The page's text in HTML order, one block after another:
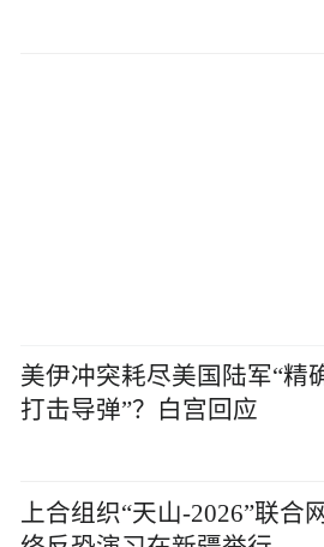
美伊冲突耗尽美国陆军“精
打击导弹”？白宫回应
上合组织“天山-2026”联合网